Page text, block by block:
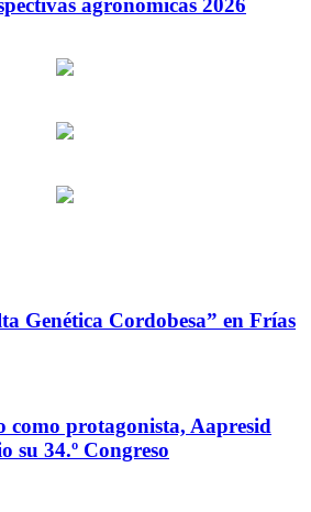
agronómicas 2026
Genética Cordobesa” en Frías
como protagonista, Aapresid
su 34.º Congreso